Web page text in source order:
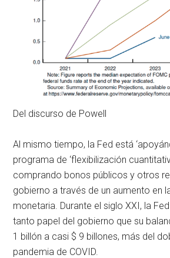
Del discurso de Powell
Al mismo tiempo, la Fed está
programa de ‘flexibilización
comprando bonos públicos y otros
gobierno a través de un aumento en
monetaria. Durante el siglo XXI, la
tanto papel del gobierno que su
1 billón a casi $ 9 billones, más del
pandemia de COVID.